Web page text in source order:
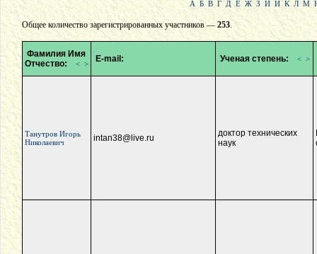
А Б В Г Д Е Ж З И Й К Л М
Общее количество зарегистрированных участников — 253.
Фамилия Имя
Отчество:
< > E-mail: Ученая степень: < >
Танутров Игорь
Николаевич
intan38@live.ru
доктор технических
наук